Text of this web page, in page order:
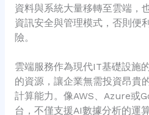
資料與系統大量移轉至雲端，
資訊安全與管理模式，否則便
險。
雲端服務作為現代IT基礎設施
的資源，讓企業無需投資昂貴
計算能力。像AWS、Azure或
台，不僅支援AI數據分析的運